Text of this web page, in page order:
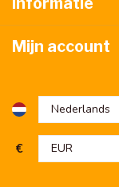
Mijn account
€